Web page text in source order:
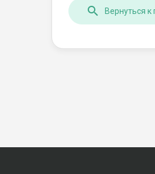
Вернуться к